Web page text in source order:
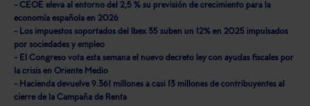
- CEOE eleva al entorno del 2,5 % su previsión de crecimiento para la
economía española en 2026
- Los impuestos soportados del Ibex 35 suben un 12% en 2025 impulsados
por sociedades y empleo
- El Congreso vota esta semana el nuevo decreto ley con ayudas fiscales por
la crisis en Oriente Medio
- Hacienda devuelve 9.361 millones a casi 13 millones de contribuyentes al
cierre de la Campaña de Renta